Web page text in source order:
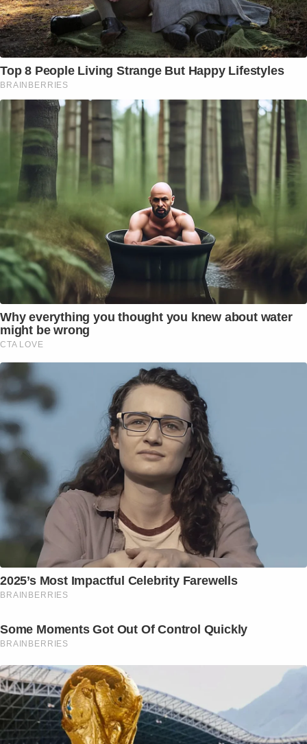
Top 8 People Living Strange But Happy Lifestyles
BRAINBERRIES
Why everything you thought you knew about water
might be wrong
CTA LOVE
2025’s Most Impactful Celebrity Farewells
BRAINBERRIES
Some Moments Got Out Of Control Quickly
BRAINBERRIES